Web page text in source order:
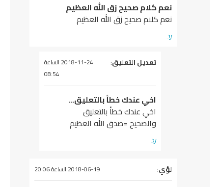
نعم كلام صحيح زق الله العظيم
نعم كلام صحيح زق الله العظيم
رد
يقول
تعديل التعليق:
2018-11-24 الساعة
08:54
اخي عندك خطأ بالتعليق…
اخي عندك خطأ بالتعليق
والصحيح =صدق الله العظيم
رد
يقول
لؤي: 2018-06-19 الساعة 20:06